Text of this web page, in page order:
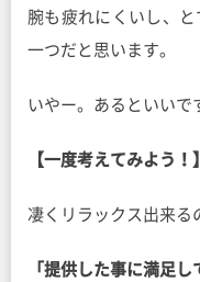
腕も疲れにくいし、
一つだと思います。
いやー。あるといいで
【一度考えてみよう！】
凄くリラックス出来
「提供した事に満足し